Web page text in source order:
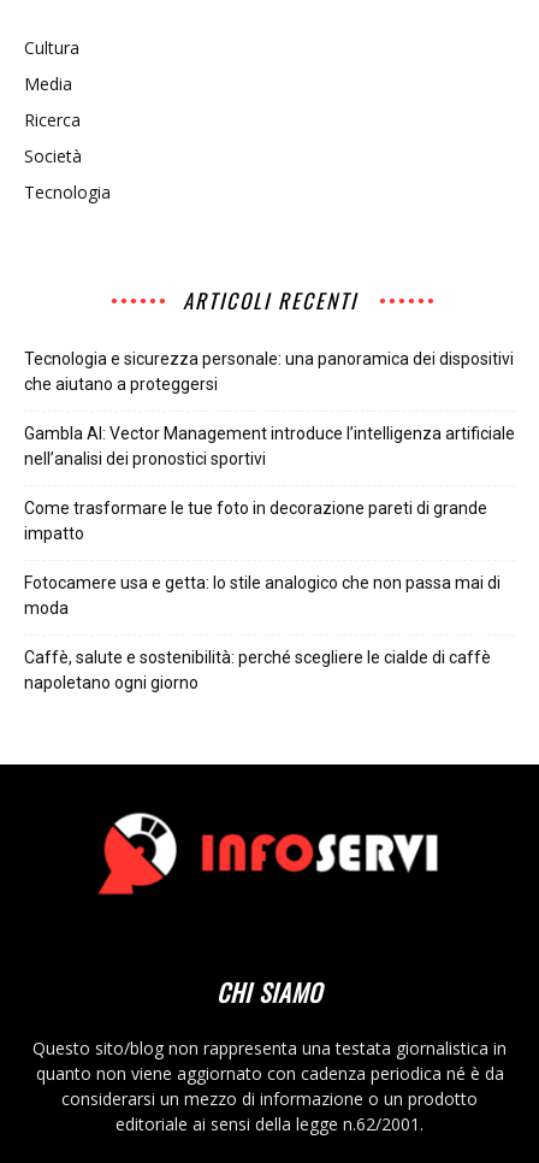
Cultura
Media
Ricerca
Società
Tecnologia
ARTICOLI RECENTI
Tecnologia e sicurezza personale: una panoramica dei dispositivi
che aiutano a proteggersi
Gambla AI: Vector Management introduce l’intelligenza artificiale
nell’analisi dei pronostici sportivi
Come trasformare le tue foto in decorazione pareti di grande
impatto
Fotocamere usa e getta: lo stile analogico che non passa mai di
moda
Caffè, salute e sostenibilità: perché scegliere le cialde di caffè
napoletano ogni giorno
CHI SIAMO
Questo sito/blog non rappresenta una testata giornalistica in
quanto non viene aggiornato con cadenza periodica né è da
considerarsi un mezzo di informazione o un prodotto
editoriale ai sensi della legge n.62/2001.